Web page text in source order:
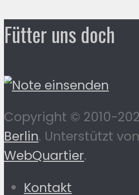
Fütter uns doch
Copyright © 2010-
Berlin. Unterstützt
WebQuartier.
Kontakt